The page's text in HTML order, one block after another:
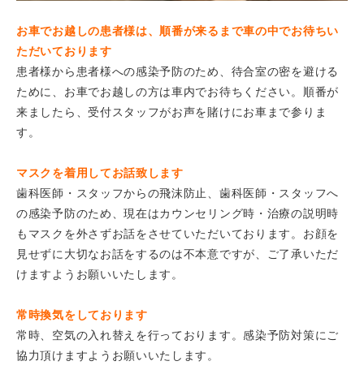
お車でお越しの患者様は、順番が来るまで車の中でお待ちい
ただいております
患者様から患者様への感染予防のため、待合室の密を避ける
ために、お車でお越しの方は車内でお待ちください。順番が
来ましたら、受付スタッフがお声を賭けにお車まで参りま
す。
マスクを着用してお話致します
歯科医師・スタッフからの飛沫防止、歯科医師・スタッフへ
の感染予防のため、現在はカウンセリング時・治療の説明時
もマスクを外さずお話をさせていただいております。お顔を
見せずに大切なお話をするのは不本意ですが、ご了承いただ
けますようお願いいたします。
常時換気をしております
常時、空気の入れ替えを行っております。感染予防対策にご
協力頂けますようお願いいたします。